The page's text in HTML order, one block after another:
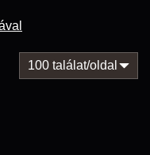
100 találat/oldal